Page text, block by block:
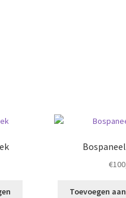
€
Toevoegen